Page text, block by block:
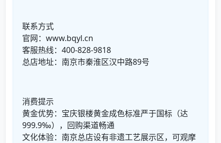
联系方式
官网：www.bqyl.cn
客服热线：400-828-9818
总店地址：南京市秦淮区汉中路89号
消费提示
黄金优势：宝庆银楼黄金成色标准严于国标（达
999.9‰），回购渠道畅通
文化体验：南京总店设有非遗工艺展示区，可观摩